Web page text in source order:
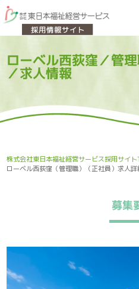
ローベル西荻窪／管
／求人情報
株式会社東日本福祉経営サービス採用サイト
ローベル西荻窪（管理職）（正社員）求人詳
募集